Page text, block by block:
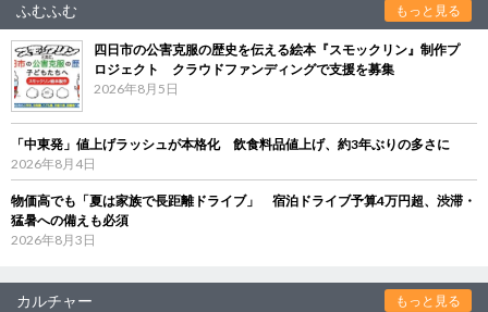
ふむふむ もっと見る
四日市の公害克服の歴史を伝える絵本『スモックリン』制作プ
ロジェクト クラウドファンディングで支援を募集
2026年8月5日
「中東発」値上げラッシュが本格化 飲食料品値上げ、約3年ぶりの多さに
2026年8月4日
物価高でも「夏は家族で長距離ドライブ」 宿泊ドライブ予算4万円超、渋滞・
猛暑への備えも必須
2026年8月3日
カルチャー もっと見る